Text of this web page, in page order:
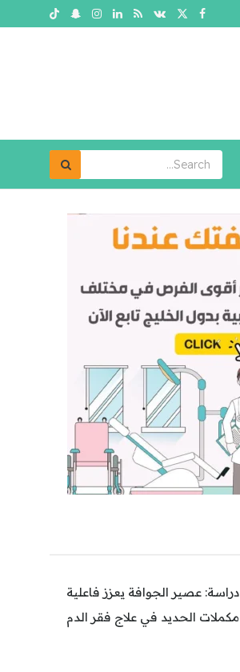
دراسة: عصير الجوافة يعزز فاعلية
مكملات الحديد في علاج فقر الدم